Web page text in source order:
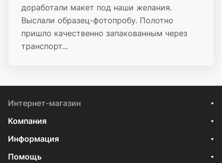
доработали макет под наши желания.
Выслали образец-фотопробу. Полотно
пришло качественно запакованным через
транспорт...
Интернет-магазин
Компания
Информация
Помощь